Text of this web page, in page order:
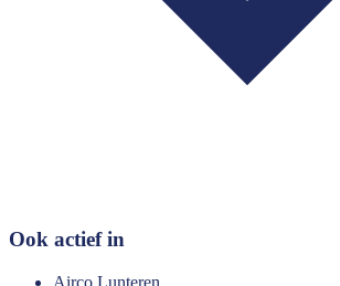
Ook actief in
Airco Lunteren